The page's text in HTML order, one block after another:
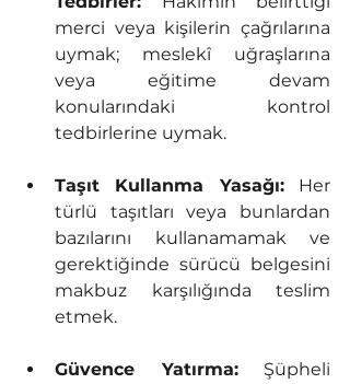
merci veya kişilerin çağrılarına
uymak; meslekî uğraşlarına
veya eğitime devam
konularındaki kontrol
tedbirlerine uymak.
Taşıt Kullanma Yasağı: Her
türlü taşıtları veya bunlardan
bazılarını kullanamamak ve
gerektiğinde sürücü belgesini
makbuz karşılığında teslim
etmek.
Güvence Yatırma: Şüpheli